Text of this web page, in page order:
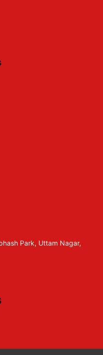
Park, Uttam Nagar,